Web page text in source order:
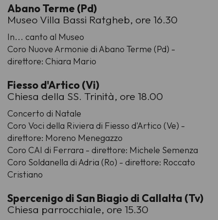
Abano Terme (Pd)
Museo Villa Bassi Ratgheb, ore 16.30
In... canto al Museo
Coro Nuove Armonie di Abano Terme (Pd) -
direttore: Chiara Mario
Fiesso d'Artico (Vi)
Chiesa della SS. Trinità, ore 18.00
Concerto di Natale
Coro Voci della Riviera di Fiesso d'Artico (Ve) -
direttore: Moreno Menegazzo
Coro CAI di Ferrara - direttore: Michele Semenza
Coro Soldanella di Adria (Ro) - direttore: Roccato
Cristiano
Spercenigo di San Biagio di Callalta (Tv)
Chiesa parrocchiale, ore 15.30